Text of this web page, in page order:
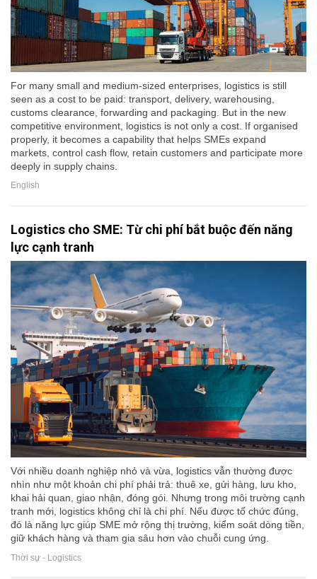
For many small and medium-sized enterprises, logistics is still
seen as a cost to be paid: transport, delivery, warehousing,
customs clearance, forwarding and packaging. But in the new
competitive environment, logistics is not only a cost. If organised
properly, it becomes a capability that helps SMEs expand
markets, control cash flow, retain customers and participate more
deeply in supply chains.
English
Logistics cho SME: Từ chi phí bắt buộc đến năng
lực cạnh tranh
Với nhiều doanh nghiệp nhỏ và vừa, logistics vẫn thường được
nhìn như một khoản chi phí phải trả: thuê xe, gửi hàng, lưu kho,
khai hải quan, giao nhận, đóng gói. Nhưng trong môi trường cạnh
tranh mới, logistics không chỉ là chi phí. Nếu được tổ chức đúng,
đó là năng lực giúp SME mở rộng thị trường, kiểm soát dòng tiền,
giữ khách hàng và tham gia sâu hơn vào chuỗi cung ứng.
Thời sự - Logistics